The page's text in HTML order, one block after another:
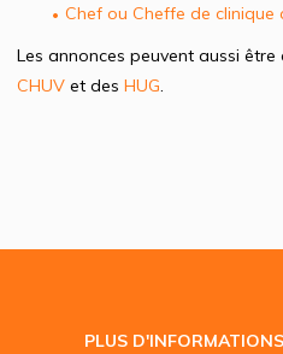
Chef ou Cheffe de clinique
Les annonces peuvent aussi être
CHUV et des HUG.
PLUS D'INFORMATIONS